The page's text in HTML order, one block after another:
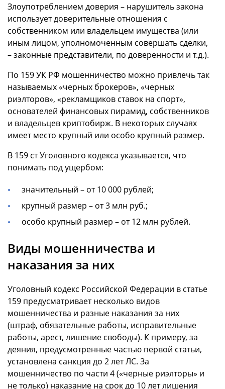
Злоупотреблением доверия – нарушитель закона
использует доверительные отношения с
собственником или владельцем имущества (или
иным лицом, уполномоченным совершать сделки,
– законные представители, по доверенности и т.д.).
По 159 УК РФ мошенничество можно привлечь так
называемых «черных брокеров», «черных
риэлторов», «рекламщиков ставок на спорт»,
основателей финансовых пирамид, собственников
и владельцев криптобирж. В некоторых случаях
имеет место крупный или особо крупный размер.
В 159 ст Уголовного кодекса указывается, что
понимать под ущербом:
значительный – от 10 000 рублей;
крупный размер – от 3 млн руб.;
особо крупный размер – от 12 млн рублей.
Виды мошенничества и
наказания за них
Уголовный кодекс Российской Федерации в статье
159 предусматривает несколько видов
мошенничества и разные наказания за них
(штраф, обязательные работы, исправительные
работы, арест, лишение свободы). К примеру, за
деяния, предусмотренные частью первой статьи,
установлена санкция до 2 лет ЛС. За
мошенничество по части 4 («черные риэлторы» и
не только) наказание на срок до 10 лет лишения